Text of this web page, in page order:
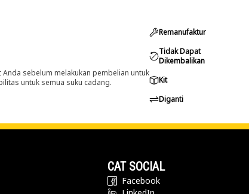
sebelum melakukan pembelian untuk
untuk semua suku cadang.
Remanufaktur
Tidak Dapat
Dikembalikan
Kit
Diganti
CAT SOCIAL
Facebook